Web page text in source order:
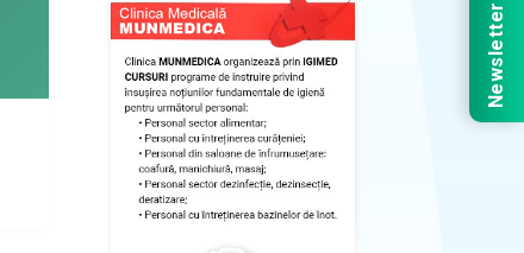
Newsletter